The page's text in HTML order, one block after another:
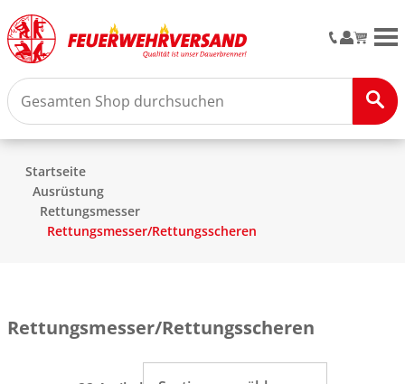
Startseite
Ausrüstung
Rettungsmesser
Rettungsmesser/Rettungsscheren
Rettungsmesser/Rettungsscheren